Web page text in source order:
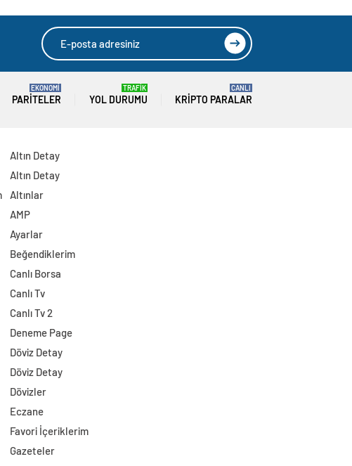
PARITELER
EKONOMİ
YOL DURUMU
TRAFİK
KRIPTO PARALAR
CANLI
Altın Detay
Altın Detay
Altınlar
AMP
Ayarlar
Beğendiklerim
Canlı Borsa
Canlı Tv
Canlı Tv 2
Deneme Page
Döviz Detay
Döviz Detay
Dövizler
Eczane
Favori İçeriklerim
Gazeteler